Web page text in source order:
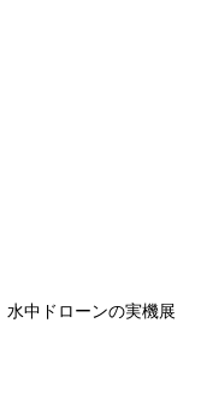
中ドローンの実機展